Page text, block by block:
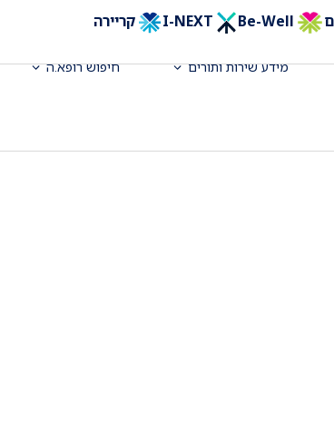
Be-Well קריירה
מידע שירות ותורים חיפוש רופא.ה